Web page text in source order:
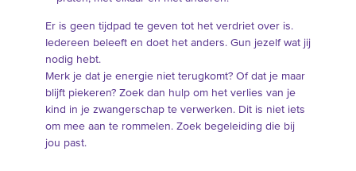
Er is geen tijdpad te geven tot het verdriet over is.
Iedereen beleeft en doet het anders. Gun jezelf wat jij
nodig hebt.
Merk je dat je energie niet terugkomt? Of dat je maar
blijft piekeren? Zoek dan hulp om het verlies van je
kind in je zwangerschap te verwerken. Dit is niet iets
om mee aan te rommelen. Zoek begeleiding die bij
jou past.